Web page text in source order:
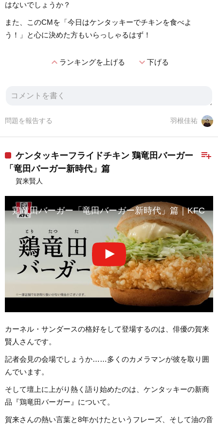
はないでしょうか？
また、このCMを「今日はケンタッキーでチキンを食べよ
う！」と心に決めた方もいらっしゃるはず！
expand_lessランキングを上げる expand_more下げる
羽根佳祐
問題を報告する
playlist_add
ケンタッキーフライドチキン 鶏竜田バーガー
「竜田バーガー新時代」篇
賀来賢人
鶏竜田バーガー「竜田バーガー新時代」篇｜KFC
カーネル・サンダースの格好をして登場するのは、俳優の賀来
賢人さんです。
記者会見の会場でしょうか……多くのカメラマンが彼を取り囲
んでいます。
そして壇上に上がり熱く語り始めたのは、ケンタッキーの新商
品『鶏竜田バーガー』について。
賀来さんの熱い言葉と8年かけたというフレーズ、そして油の音